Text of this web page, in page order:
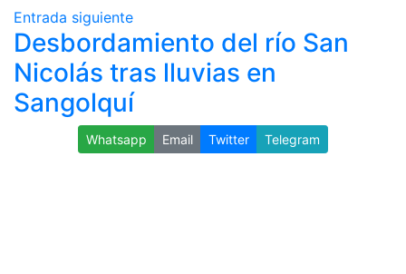
Entrada siguiente
Desbordamiento del río San
Nicolás tras lluvias en
Sangolquí
Whatsapp Email Twitter Telegram